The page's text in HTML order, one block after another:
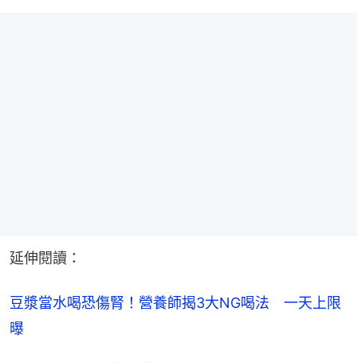
延伸閱讀：
豆漿當水喝恐傷腎！營養師揭3大NG喝法　一天上限
曝